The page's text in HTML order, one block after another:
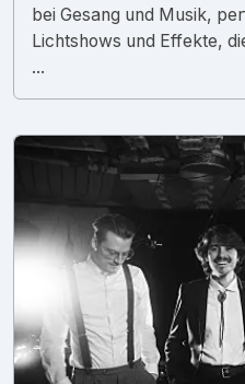
bei Gesang und Musik,
Lichtshows und Effekte,
...